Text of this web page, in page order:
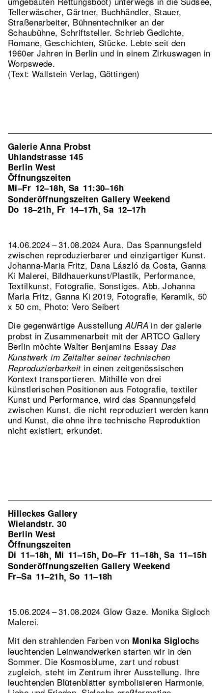
Tellerwäscher, Gärtner, Buchhändler, Stauer,
Straßenarbeiter, Bühnentechniker an der
Schaubühne, Schriftsteller. Schrieb Gedichte,
Romane, Geschichten, Stücke. Lebte seit den
1960er Jahren in Berlin und in einem Zirkuswagen in
Worpswede.
(Text: Wallstein Verlag, Göttingen)
Galerie Anna Probst
Uhlandstrasse 145
Berlin West
Öffnungszeiten
Mi–Fr 12–18h, Sa 11:30–16h
Sonderöffnungszeiten Gallery Weekend
Do 18–21h, Fr 14–17h,Sa 12–17h
14.06.2024 – 31.08.2024 Aura. Das Spannungsfeld
zwischen reproduzierbarer und einzigartiger Kunst.
Johanna-Maria Fritz, Dana László da Costa, Ganna
Ki Malerei, Bildhauerkunst/Plastik, Performance,
Textilkunst, Fotografie, Sonstiges.Abb. Johanna
Maria Fritz, Ganna Ki 2019, Fotografie, Keramik, 50
x 50 cm, Photo: Vero Seibert
Die gegenwärtige AusstellungAURA in der galerie
probst in Zusammenarbeit mit der ARTCO Gallery
Berlin möchte Walter Benjamins Essay Das
Kunstwerk im Zeitalter seiner technischen
Reproduzierbarkeit in einen zeitgenössischen
Kontext transportieren. Mithilfe von drei
künstlerischen Positionen aus Fotografie, textiler
Kunst und Performance, wird das Spannungsfeld
zwischen Kunst, die nicht reproduziert werden kann
und Kunst, die ohne ihre technische Reproduktion
nicht existiert, erkundet.
Hilleckes Gallery
Wielandstr. 30
Berlin West
Öffnungszeiten
Di 11–18h, Mi 11–15h, Do–Fr 11–18h,Sa 11–15h
Sonderöffnungszeiten Gallery Weekend
Fr–Sa 11–21h, So 11–18h
15.06.2024 – 31.08.2024 Glow Gaze. Monika Sigloch
Malerei.
Mit den strahlenden Farben von Monika Siglochs
leuchtenden Leinwandwerken starten wir in den
Sommer. Die Kosmosblume, zart und robust
zugleich, steht im Zentrum ihrer Ausstellung. Ihre
leuchtenden Blütenblätter symbolisieren Harmonie,